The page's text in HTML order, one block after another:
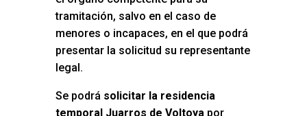
tramitación, salvo en el caso de
menores o incapaces, en el que podrá
presentar la solicitud su representante
legal.
Se podrá solicitar la residencia
temporal Juarros de Voltoyapor